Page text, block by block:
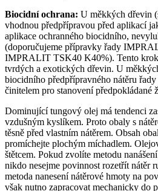
Biocidní ochrana: U měkkých dřevin
vhodnou předpřípravou před aplikací
aplikace ochranného biocidního,
(doporučujeme přípravky řady
IMPRALIT TSK40 K40%). Tento krok
tvrdých a exotických dřevin. U
biocidního předpřípravného nátěru
činitelem pro stanovení předpokládané
Dominující tungový olej má tendenci
vzdušným kyslíkem. Proto obaly s
těsně před vlastním nátěrem. Obsah
promíchejte plochým míchadlem.
štětcem. Pokud zvolíte metodu
nikdo nesejme povinnost rozetřít nátěr
metoda nanesení nátěrové hmoty na
však nutno zapracovat mechanicky do